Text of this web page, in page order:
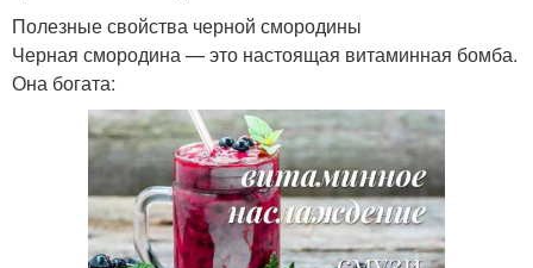
Полезные свойства черной смородины
Черная смородина — это настоящая витаминная бомба.
Она богата: